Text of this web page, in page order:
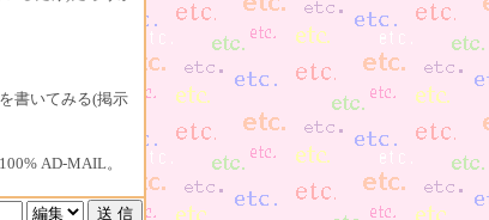
書いてみる(掲示
AD-MAIL。